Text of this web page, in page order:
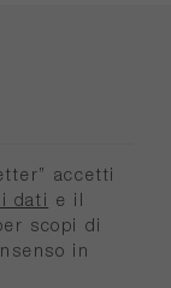
accetti
dati
e il
scopi di
in